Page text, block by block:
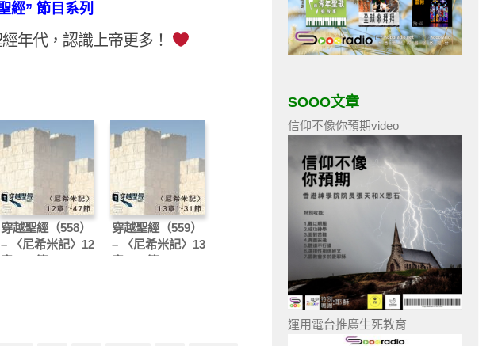
經” 節目系列
年代，認識上帝更多！
穿越聖經（558）
– 〈尼希米記〉12
穿越聖經（559）
– 〈尼希米記〉13
SOOO文章
信仰不像你預期video
運用電台推廣生死教育